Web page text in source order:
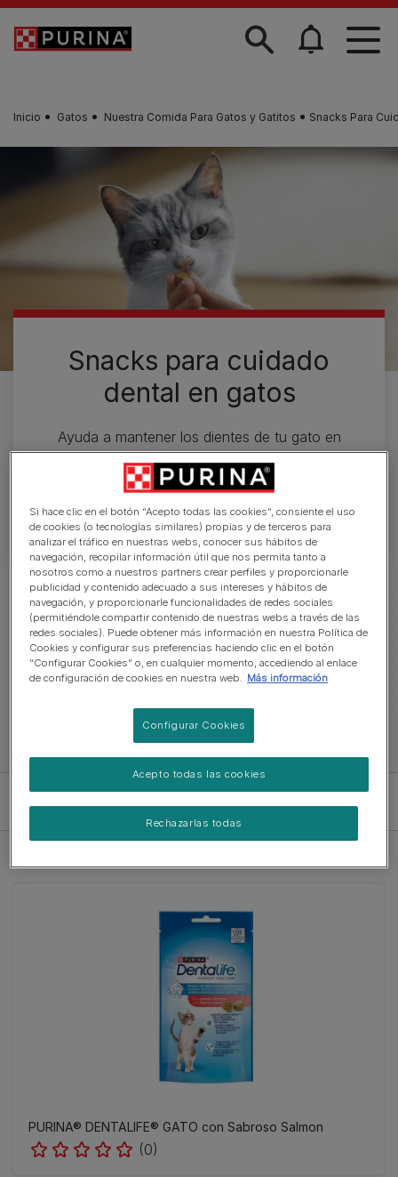
Skip to main content
Inicio Gatos Nuestra Comida Para Gatos y Gatitos Snacks Para
Snacks para cuidado
dental en gatos
Ayuda a mantener los dientes de tu gato en
óptimas condiciones con nuestros snacks.
Especialmente formulados para el cuidado bucal
completa!
Explorar comida para gatos
Snacks Comida húmeda Pienso
Ver toda la comida para gatos
Filtro
PURINA® DENTALIFE® GATO con Sabroso Salmon
(0)
Si hace clic en el botón “Acepto todas las cookies”, consiente el uso
de cookies (o tecnologías similares) propias y de terceros para
analizar el tráfico en nuestras webs, conocer sus hábitos de
navegación, recopilar información útil que nos permita tanto a
nosotros como a nuestros partners crear perfiles y proporcionarle
publicidad y contenido adecuado a sus intereses y hábitos de
navegación, y proporcionarle funcionalidades de redes sociales
(permitiéndole compartir contenido de nuestras webs a través de las
redes sociales). Puede obtener más información en nuestra Política de
Cookies y configurar sus preferencias haciendo clic en el botón
“Configurar Cookies” o, en cualquier momento, accediendo al enlace
de configuración de cookies en nuestra web. Más información
Configurar Cookies
Rechazarlas todas
Acepto todas las cookies